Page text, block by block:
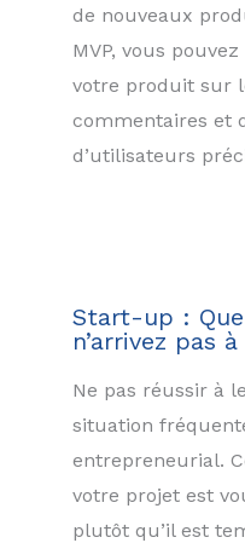
de nouveaux
MVP, vous
votre produit sur
commentaires et
d’utilisateurs
Start-up :
n’arrivez pas
Ne pas réussir à
situation
entrepreneurial.
votre projet est
plutôt qu’il est